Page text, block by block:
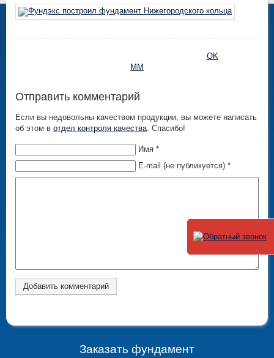
OK
MM
Отправить комментарий
Если вы недовольны качеством продукции, вы можете написать
об этом в отдел контроля качества. Спасибо!
Имя *
E-mail (не публикуется) *
Заказать фундамент